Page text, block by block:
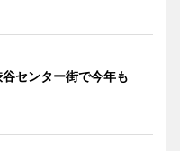
センター街で今年も